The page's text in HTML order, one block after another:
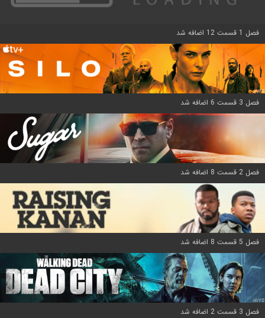
فصل 1 قسمت 12 اضافه شد
فصل 3 قسمت 6 اضافه شد
فصل 2 قسمت 8 اضافه شد
فصل 5 قسمت 8 اضافه شد
فصل 3 قسمت 2 اضافه شد